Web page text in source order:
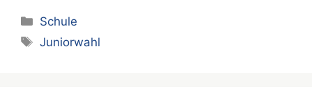
Kategorien
Schule
Schlagwörter
Juniorwahl